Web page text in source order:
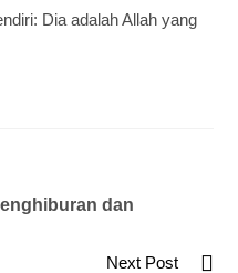
Dia adalah Allah yang
dan
Next Post